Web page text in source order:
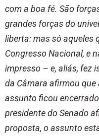
com a boa fé. São
grandes forças do
liberta: mas só aqueles
Congresso Nacional, e
impresso – e, aliás, fez
da Câmara afirmou
assunto ficou
presidente do Senado
proposta, o assunto